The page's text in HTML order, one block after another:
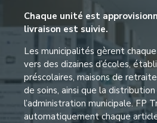
Chaque unité est
livraison est suivie.
Les municipalités gèrent
vers des dizaines d’écoles,
préscolaires, maisons de
de soins, ainsi que la
l’administration municipale. FP
automatiquement chaque